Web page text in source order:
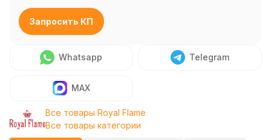
Запросить КП
Whatsapp Telegram
MAX
Все товары Royal Flame
Все товары категории